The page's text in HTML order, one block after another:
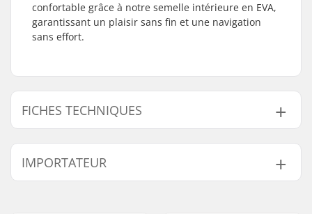
confortable grâce à notre semelle intérieure en EVA,
garantissant un plaisir sans fin et une navigation
sans effort.
FICHES TECHNIQUES
Sexe:
Enfants, Junior
Lumières:
IMPORTATEUR